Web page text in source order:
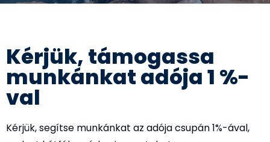
Kérjük, támogassa
munkánkat adója 1 %-
val
Kérjük, segítse munkánkat az adója csupán 1%-ával,